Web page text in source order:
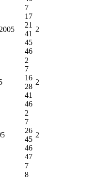
7
17
21
41
45
46
2
2
7
16
28
41
46
2
2
7
26
45
46
47
2
7
8